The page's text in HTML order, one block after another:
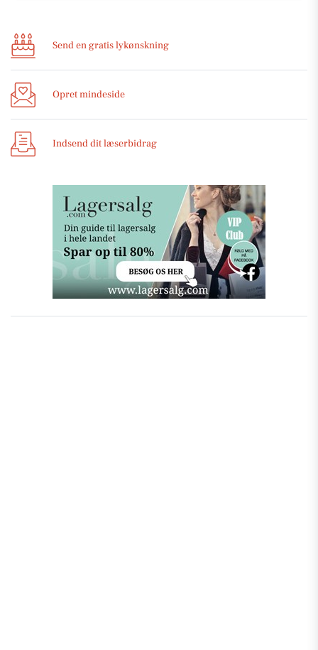
Send en gratis lykønskning
Opret mindeside
Indsend dit læserbidrag